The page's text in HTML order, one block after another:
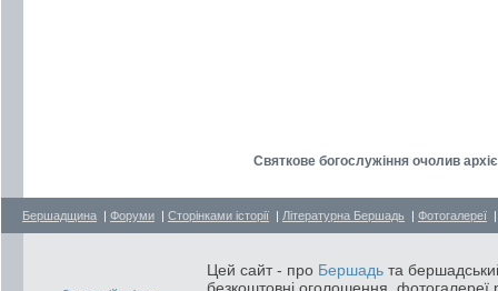
Святкове богослужіння очолив
Бершадщина | Форуми | Сторінками історії | Літературна Бершадь | Фотогалереї
Цей сайт - про Бершадь та